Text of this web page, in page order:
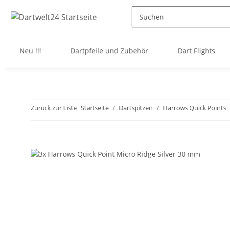
Neu !!! Dartpfeile und Zubehör Dart Flights
Zurück zur Liste Startseite Dartspitzen Harrows Quick Points